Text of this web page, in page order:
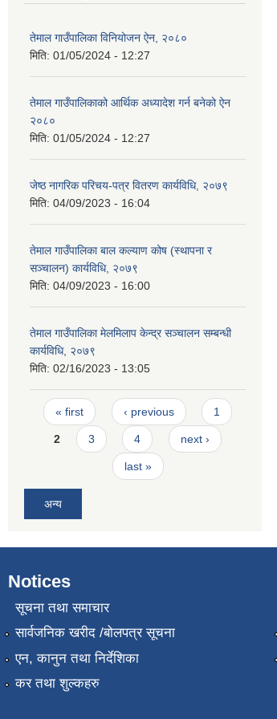
तेमाल गाउँपालिका विनियोजन ऐन, २०८०
मिति: 01/05/2024 - 12:27
तेमाल गाउँपालिकाको आर्थिक अध्यादेश गर्न बनेको ऐन
२०८०
मिति: 01/05/2024 - 12:27
जेष्ठ नागरिक परिचय-पत्र वितरण कार्यविधि, २०७९
मिति: 04/09/2023 - 16:04
तेमाल गाउँपालिका बाल कल्याण कोष (स्थापना र
सञ्चालन) कार्यविधि, २०७९
मिति: 04/09/2023 - 16:00
तेमाल गाउँपालिका मेलमिलाप केन्द्र सञ्चालन सम्बन्धी
कार्यविधि, २०७९
मिति: 02/16/2023 - 13:05
Pages
« first ‹ previous 1
2 3 4 next ›
last »
अन्य
Notices
सूचना तथा समाचार
सार्वजनिक खरीद /बोलपत्र सूचना
एन, कानुन तथा निर्देशिका
कर तथा शुल्कहरु